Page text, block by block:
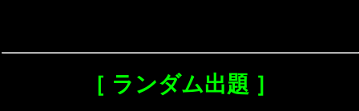
［ ランダム出題 ］